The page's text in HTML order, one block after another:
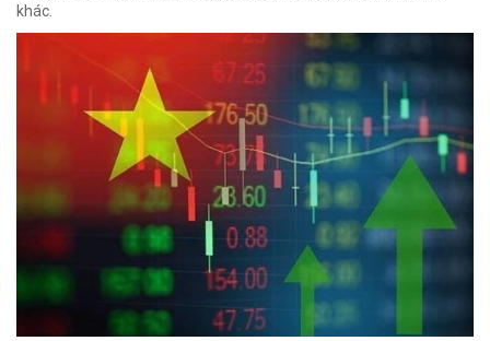
khác.